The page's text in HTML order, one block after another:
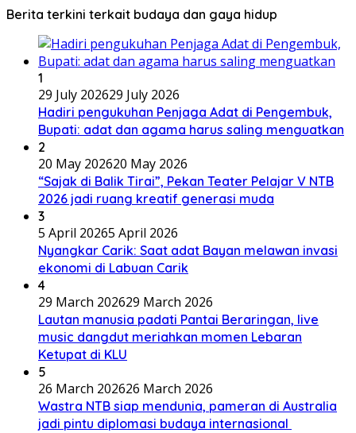
Berita terkini terkait budaya dan gaya hidup
1
29 July 202629 July 2026
Hadiri pengukuhan Penjaga Adat di Pengembuk,
Bupati: adat dan agama harus saling menguatkan
2
20 May 202620 May 2026
“Sajak di Balik Tirai”, Pekan Teater Pelajar V NTB
2026 jadi ruang kreatif generasi muda
3
5 April 20265 April 2026
Nyangkar Carik: Saat adat Bayan melawan invasi
ekonomi di Labuan Carik
4
29 March 202629 March 2026
Lautan manusia padati Pantai Beraringan, live
music dangdut meriahkan momen Lebaran
Ketupat di KLU
5
26 March 202626 March 2026
Wastra NTB siap mendunia, pameran di Australia
jadi pintu diplomasi budaya internasional